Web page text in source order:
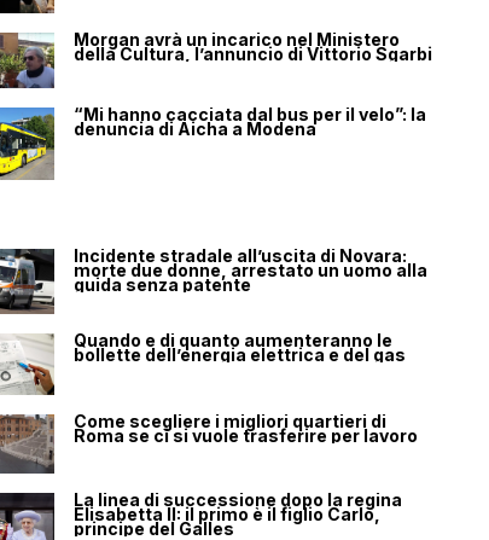
Morgan avrà un incarico nel Ministero
della Cultura, l’annuncio di Vittorio Sgarbi
“Mi hanno cacciata dal bus per il velo”: la
denuncia di Aicha a Modena
Incidente stradale all’uscita di Novara:
morte due donne, arrestato un uomo alla
guida senza patente
Quando e di quanto aumenteranno le
bollette dell’energia elettrica e del gas
Come scegliere i migliori quartieri di
Roma se ci si vuole trasferire per lavoro
La linea di successione dopo la regina
Elisabetta II: il primo è il figlio Carlo,
principe del Galles